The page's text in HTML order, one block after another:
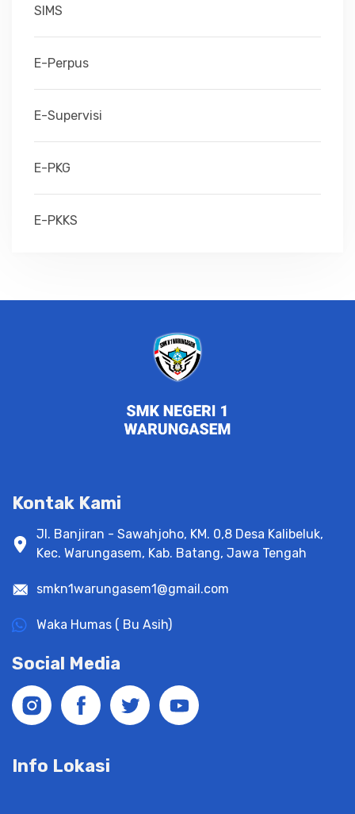
SIMS
E-Perpus
E-Supervisi
E-PKG
E-PKKS
Kontak Kami
Jl. Banjiran - Sawahjoho, KM. 0,8 Desa Kalibeluk,
Kec. Warungasem, Kab. Batang, Jawa Tengah
smkn1warungasem1@gmail.com
Waka Humas ( Bu Asih)
Social Media
Info Lokasi